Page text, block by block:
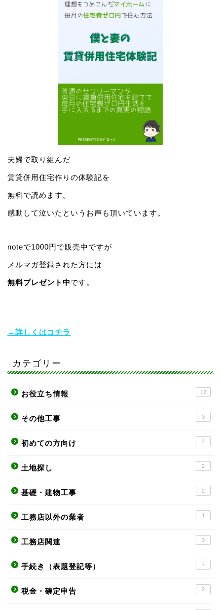
夫婦で取り組んだ
賃貸併用住宅作りの体験記を
無料で読めます。
感動して泣いたというお声も頂いています。
noteで1000円で販売中ですが
メルマガ登録された方には
無料プレゼント中です。
→詳しくはコチラ
カテゴリー
お役立ち情報 12
その他工事 3
初めての方向け 4
土地探し 2
基礎・建物工事 2
工務店以外の業者 1
工務店関連 3
手続き（表題登記等） 7
税金・確定申告 2